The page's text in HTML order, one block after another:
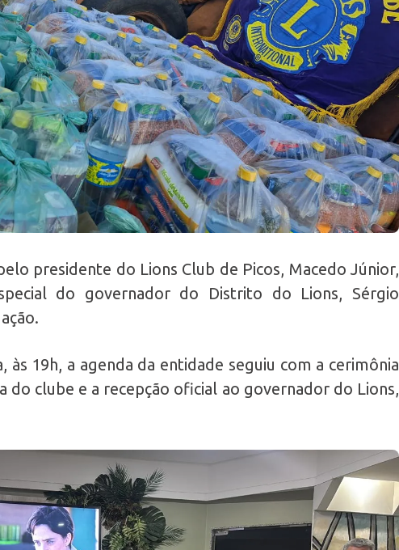
presidente do Lions Club de Picos, Macedo Júnior,
do governador do Distrito do Lions, Sérgio
às 19h, a agenda da entidade seguiu com a cerimônia
do clube e a recepção oficial ao governador do Lions,